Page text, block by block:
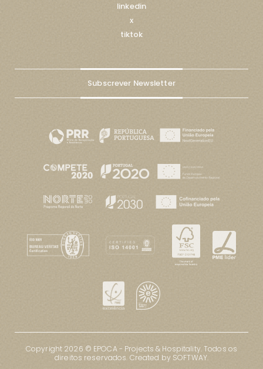
linkedin
x
tiktok
Subscrever Newsletter
Copyright 2026 © EPOCA - Projects & Hospitality. Todos os
direitos reservados. Created by SOFTWAY.